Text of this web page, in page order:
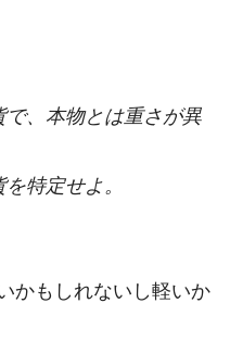
、本物とは重さが異
特定せよ。
かもしれないし軽いか